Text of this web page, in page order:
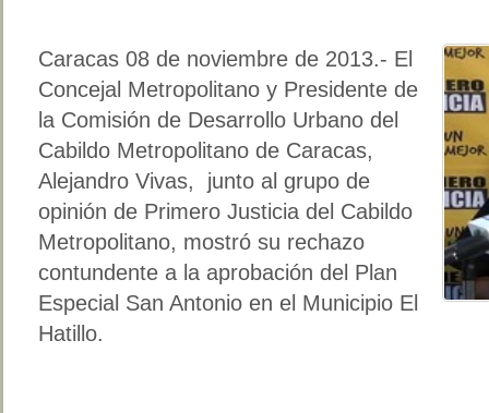
Caracas 08 de noviembre de 2013.- El
Concejal Metropolitano y Presidente de
la Comisión de Desarrollo Urbano del
Cabildo Metropolitano de Caracas,
Alejandro Vivas, junto al grupo de
opinión de Primero Justicia del Cabildo
Metropolitano, mostró su rechazo
contundente a la aprobación del Plan
Especial San Antonio en el Municipio El
Hatillo.